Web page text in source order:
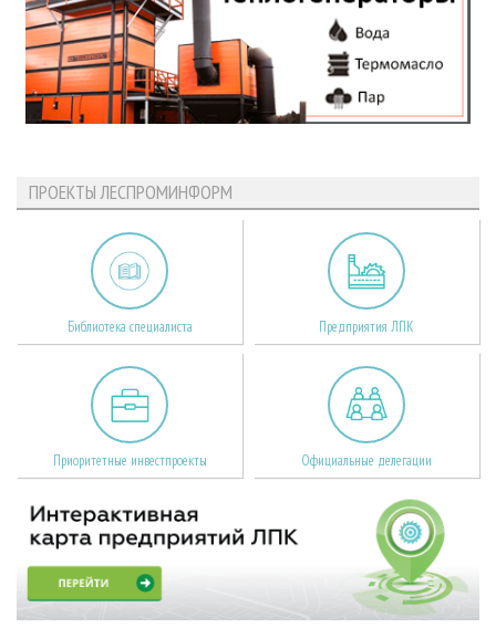
ПРОЕКТЫ ЛЕСПРОМИНФОРМ
Библиотека специалиста Предприятия ЛПК
Приоритетные инвестпроекты Официальные делегации